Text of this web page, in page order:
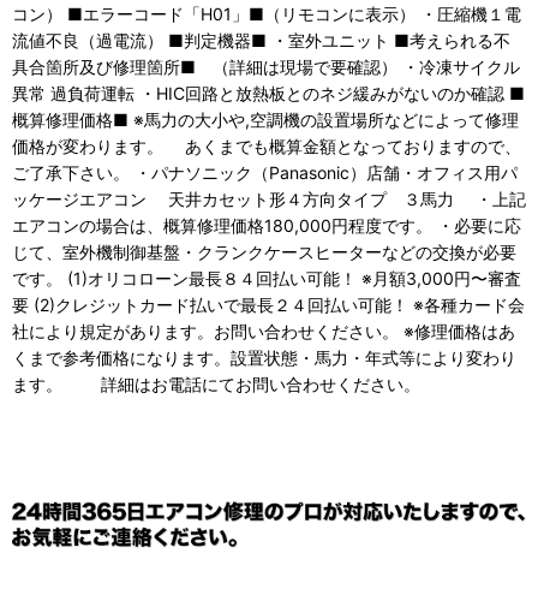
コン） ■エラーコード「H01」■（リモコンに表示） ・圧縮機１電
流値不良（過電流） ■判定機器■ ・室外ユニット ■考えられる不
具合箇所及び修理箇所■ （詳細は現場で要確認） ・冷凍サイクル
異常 過負荷運転 ・HIC回路と放熱板とのネジ緩みがないのか確認 ■
概算修理価格■ ※馬力の大小や,空調機の設置場所などによって修理
価格が変わります。 あくまでも概算金額となっておりますので、
ご了承下さい。 ・パナソニック（Panasonic）店舗・オフィス用パ
ッケージエアコン 天井カセット形４方向タイプ ３馬力 ・上記
エアコンの場合は、概算修理価格180,000円程度です。 ・必要に応
じて、室外機制御基盤・クランクケースヒーターなどの交換が必要
です。 (1)オリコローン最長８４回払い可能！ ※月額3,000円〜審査
要 (2)クレジットカード払いで最長２４回払い可能！ ※各種カード会
社により規定があります。お問い合わせください。 ※修理価格はあ
くまで参考価格になります。設置状態・馬力・年式等により変わり
ます。 詳細はお電話にてお問い合わせください。